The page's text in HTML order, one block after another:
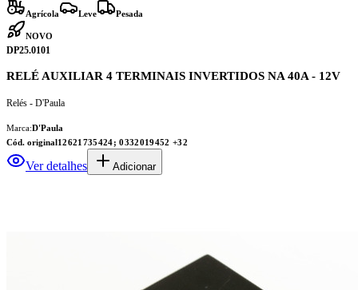
Agrícola Leve Pesada
NOVO
DP25.0101
RELÉ AUXILIAR 4 TERMINAIS INVERTIDOS NA 40A - 12V
Relés - D'Paula
Marca:D'Paula
Cód. original12621735424; 0332019452 +32
Ver detalhes Adicionar